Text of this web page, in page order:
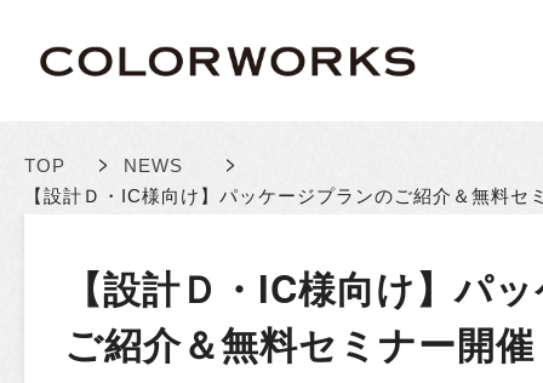
TOP > NEWS >
【設計Ｄ・IC様向け】パッケージプランのご紹介＆無料セ
【設計Ｄ・IC様向け】パ
ご紹介＆無料セミナー開